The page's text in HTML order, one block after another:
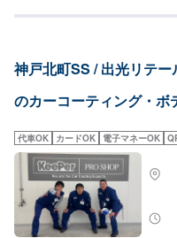
予約時にお問い合わせください＞
8,560円LL：9,920円XL：11,900
【フレッシュキーパー】（施工時
れが落ちるSS：28,700円S：
円XL：45,000円※軽研磨は別途料
新車時を凌駕するツヤと濃厚な
M：63,400円L：67,600円LL：
(軽研磨は施工料金に含みます）
8時間、耐久：3年(2年に1度のメ
2倍の艶と自浄性能を併せ持ちな
視の方にお勧めしたい、最新ハ
S：68,800円M：74,400円L：
神戸北町SS / 出光リテ
のカーコーティング・ボ
代車OK カードOK 電子マネーOK